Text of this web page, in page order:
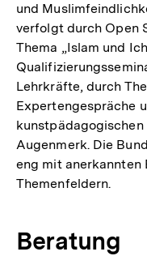
und
verfolgt durch Open
Thema „Islam und
Lehrkräfte, durch
Expertengespräche
Augenmerk. Die
eng mit anerkannten
Themenfeldern.
Beratung